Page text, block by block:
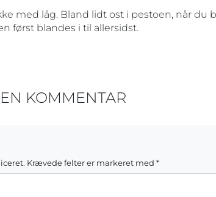
med låg. Bland lidt ost i pestoen, når du
først blandes i til allersidst.
KOMMENTAR
Krævede felter er markeret med *